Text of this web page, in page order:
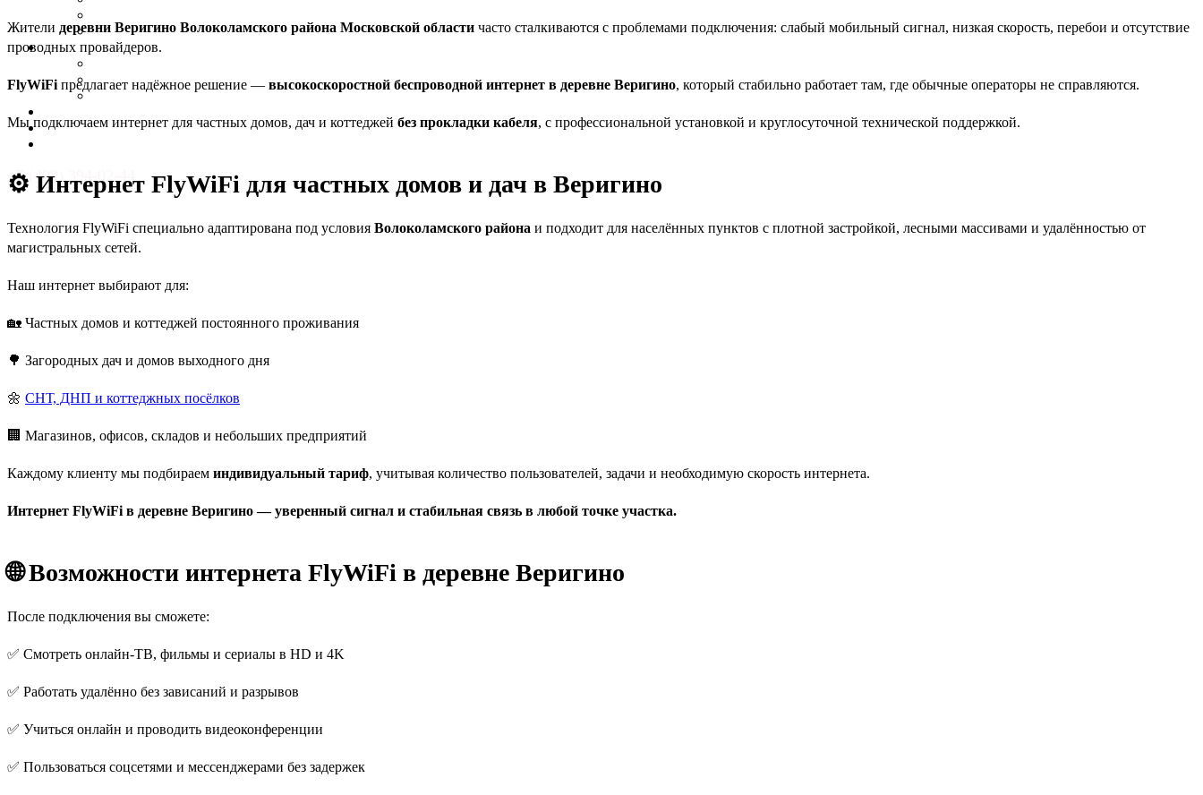
Тульская область
Комплекты
Усиления GSM сигнала
Видеонаблюдение
Усиление связи
+7 (499) 394-02-44
info@flywifi.ru
Жители деревни Веригино Волоколамского района Московской области часто сталкиваются с проблемами подключения: слабый мобильный сигнал, низкая скорость, перебои и отсутствие
проводных провайдеров.
FlyWiFi предлагает надёжное решение — высокоскоростной беспроводной интернет в деревне Веригино, который стабильно работает там, где обычные операторы не справляются.
Мы подключаем интернет для частных домов, дач и коттеджей без прокладки кабеля, с профессиональной установкой и круглосуточной технической поддержкой.
⚙️ Интернет FlyWiFi для частных домов и дач в Веригино
Технология FlyWiFi специально адаптирована под условия Волоколамского района и подходит для населённых пунктов с плотной застройкой, лесными массивами и удалённостью от
магистральных сетей.
Наш интернет выбирают для:
🏡 Частных домов и коттеджей постоянного проживания
🌳 Загородных дач и домов выходного дня
🌼 СНТ, ДНП и коттеджных посёлков
🏢 Магазинов, офисов, складов и небольших предприятий
Каждому клиенту мы подбираем индивидуальный тариф, учитывая количество пользователей, задачи и необходимую скорость интернета.
Интернет FlyWiFi в деревне Веригино — уверенный сигнал и стабильная связь в любой точке участка.
🌐 Возможности интернета FlyWiFi в деревне Веригино
После подключения вы сможете:
✅ Смотреть онлайн-ТВ, фильмы и сериалы в HD и 4K
✅ Работать удалённо без зависаний и разрывов
✅ Учиться онлайн и проводить видеоконференции
✅ Пользоваться соцсетями и мессенджерами без задержек